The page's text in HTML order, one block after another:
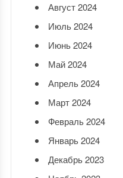
Август 2024
Июль 2024
Июнь 2024
Май 2024
Апрель 2024
Март 2024
Февраль 2024
Январь 2024
Декабрь 2023